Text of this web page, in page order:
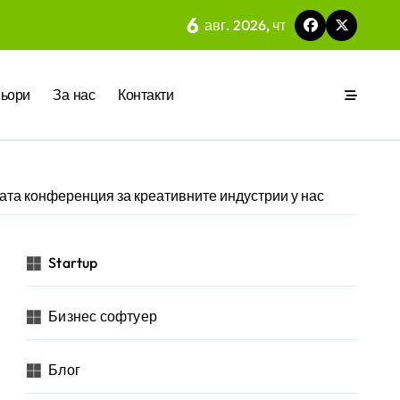
вградения в нея изкуствен интелект
за бъдещето на технологиите и AI
6 авг. 2026, чт
За нас Контакти
конференция за креативните индустрии у нас
Startup
Бизнес софтуер
Блог